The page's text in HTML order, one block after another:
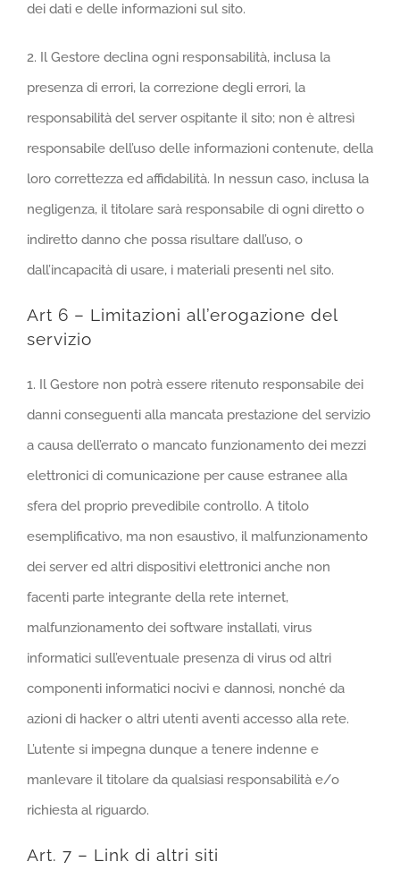
dei dati e delle informazioni sul sito.
2. Il Gestore declina ogni responsabilità, inclusa la
presenza di errori, la correzione degli errori, la
responsabilità del server ospitante il sito; non è altresì
responsabile dell’uso delle informazioni contenute, della
loro correttezza ed affidabilità. In nessun caso, inclusa la
negligenza, il titolare sarà responsabile di ogni diretto o
indiretto danno che possa risultare dall’uso, o
dall’incapacità di usare, i materiali presenti nel sito.
Art 6 – Limitazioni all’erogazione del
servizio
1. Il Gestore non potrà essere ritenuto responsabile dei
danni conseguenti alla mancata prestazione del servizio
a causa dell’errato o mancato funzionamento dei mezzi
elettronici di comunicazione per cause estranee alla
sfera del proprio prevedibile controllo. A titolo
esemplificativo, ma non esaustivo, il malfunzionamento
dei server ed altri dispositivi elettronici anche non
facenti parte integrante della rete internet,
malfunzionamento dei software installati, virus
informatici sull’eventuale presenza di virus od altri
componenti informatici nocivi e dannosi, nonché da
azioni di hacker o altri utenti aventi accesso alla rete.
L’utente si impegna dunque a tenere indenne e
manlevare il titolare da qualsiasi responsabilità e/o
richiesta al riguardo.
Art. 7 – Link di altri siti